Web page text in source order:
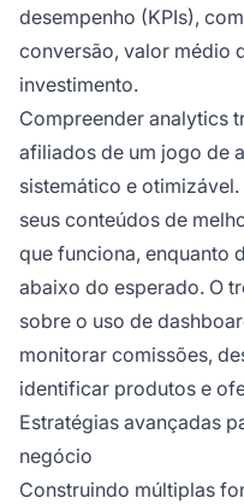
desempenho (KPIs),
conversão, valor médio
investimento.
Compreender analytics
afiliados de um jogo de
sistemático e
seus conteúdos de
que funciona, enquanto
abaixo do esperado. O
sobre o uso de
monitorar comissões,
identificar produtos e
Estratégias avançadas
negócio
Construindo múltiplas